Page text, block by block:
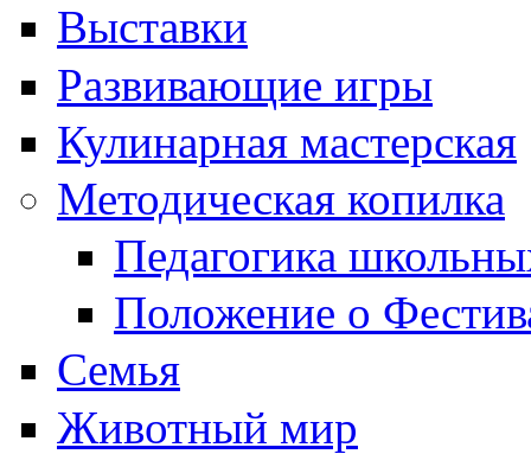
Выставки
Развивающие игры
Кулинарная мастерская
Методическая копилка
Педагогика
Положение о
Семья
Животный мир